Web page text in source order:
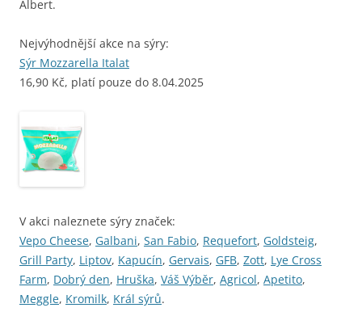
Albert.
Nejvýhodnější akce na sýry:
Sýr Mozzarella Italat
16,90 Kč, platí pouze do 8.04.2025
V akci naleznete sýry značek:
Vepo Cheese, Galbani, San Fabio, Requefort, Goldsteig,
Grill Party, Liptov, Kapucín, Gervais, GFB, Zott, Lye Cross
Farm, Dobrý den, Hruška, Váš Výběr, Agricol, Apetito,
Meggle, Kromilk, Král sýrů.